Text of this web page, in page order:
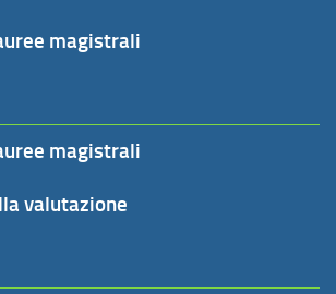
magistrali
magistrali
valutazione